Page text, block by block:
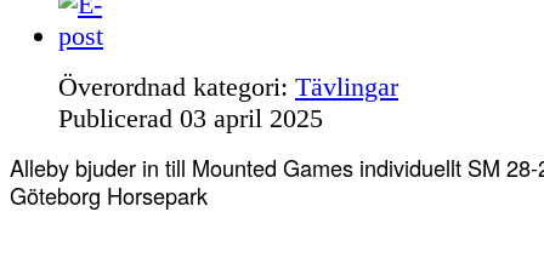
Överordnad kategori: Tävlingar
Publicerad 03 april 2025
Alleby bjuder in till Mounted Games individuellt SM
Göteborg Horsepark